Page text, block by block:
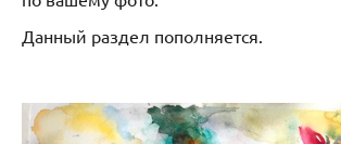
Данный раздел пополняется.